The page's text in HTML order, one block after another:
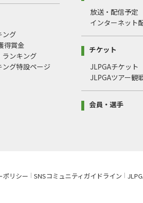
ング
得賞金
ランキング
ング特設ページ
放送・配信予定
インターネット
チケット
JLPGAチケット
JLPGAツアー観
会員・選手
ポリシー SNSコミュニティガイドライン